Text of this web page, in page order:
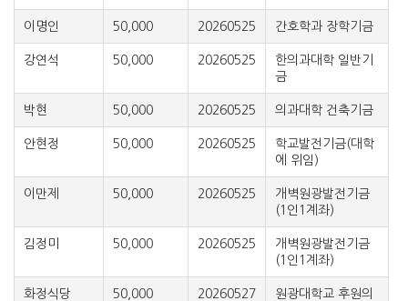
이명인 50,000 20260525 간호학과 장학기금
강연석 50,000 20260525
한의과대학 일반기
금
박현 50,000 20260525 의과대학 건축기금
안현정 50,000 20260525
학교발전기금(대학
에 위임)
이만제 50,000 20260525
개벽원광발전기금
(1인1계좌)
김정미 50,000 20260525
개벽원광발전기금
(1인1계좌)
화정식당 50,000 20260527
원광대학교 후원의